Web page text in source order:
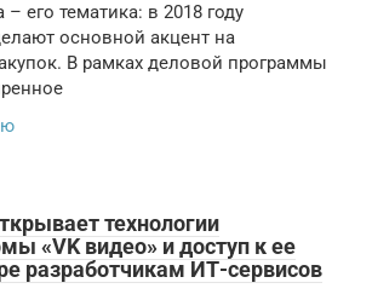
его тематика: в 2018 году
основной акцент на
В рамках деловой программы
технологии
«VK видео» и доступ к ее
разработчикам ИТ-сервисов